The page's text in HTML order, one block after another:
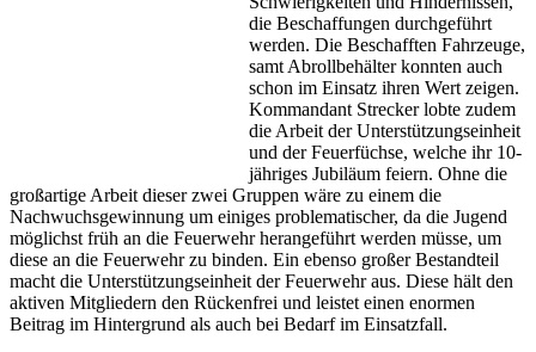
die Beschaffungen durchgeführt
werden. Die Beschafften Fahrzeuge,
samt Abrollbehälter konnten auch
schon im Einsatz ihren Wert zeigen.
Kommandant Strecker lobte zudem
die Arbeit der Unterstützungseinheit
und der Feuerfüchse, welche ihr 10-
jähriges Jubiläum feiern. Ohne die
großartige Arbeit dieser zwei Gruppen wäre zu einem die
Nachwuchsgewinnung um einiges problematischer, da die Jugend
möglichst früh an die Feuerwehr herangeführt werden müsse, um
diese an die Feuerwehr zu binden. Ein ebenso großer Bestandteil
macht die Unterstützungseinheit der Feuerwehr aus. Diese hält den
aktiven Mitgliedern den Rückenfrei und leistet einen enormen
Beitrag im Hintergrund als auch bei Bedarf im Einsatzfall.